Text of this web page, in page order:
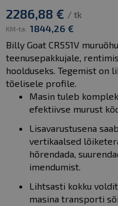
2286,88 € / tk
KM-ta: 1844,26 €
Billy Goat CR551V
teenusepakkujale,
hoolduseks. Tegemist on
tõelisele profile.
Masin tuleb
efektiivse murust
Lisavarustusena
vertikaalsed
hõrendada,
imendumist.
Lihtsasti kokku
masina transporti